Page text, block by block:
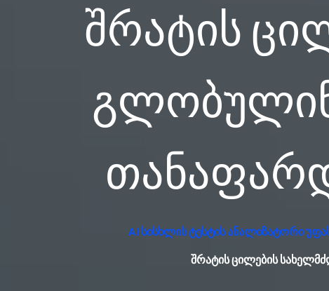
შრატის
AI სისხლის ტესტის ანალიზატორი
შრატის ცილების